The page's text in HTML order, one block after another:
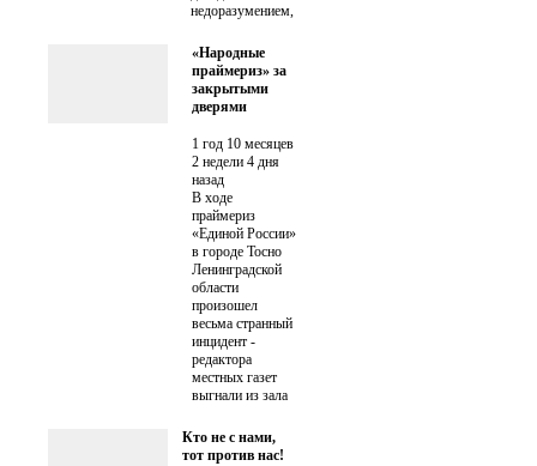
недоразумением,
«Народные
праймериз» за
закрытыми
дверями
1 год 10 месяцев
2 недели 4 дня
назад
В ходе
праймериз
«Единой России»
в городе Тосно
Ленинградской
области
произошел
весьма странный
инцидент -
редактора
местных газет
выгнали из зала
Кто не с нами,
тот против нас!